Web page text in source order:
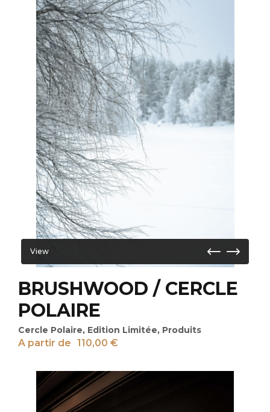
View
BRUSHWOOD / CERCLE
POLAIRE
Cercle Polaire, Edition Limitée, Produits
A partir de 110,00 €